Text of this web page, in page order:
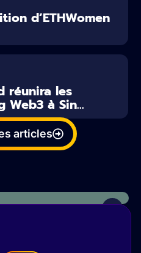
d’ETHWomen
réunira les
à Sin...
articles